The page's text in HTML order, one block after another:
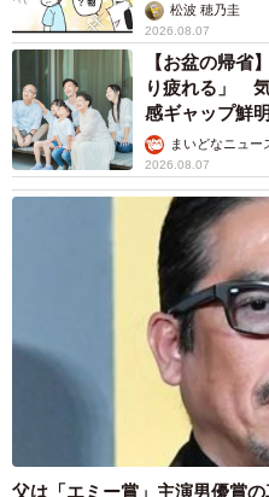
松波 穂乃圭
2026.08.07
【お盆の帰省
り疲れる」
感ギャップ鮮
まいどなニュー
2026.08.07
父は「エミー賞」主演男優賞